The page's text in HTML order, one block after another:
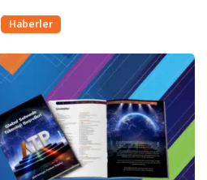
Haberler